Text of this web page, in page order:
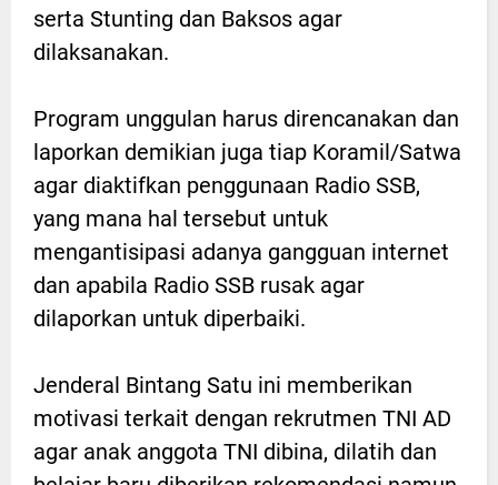
serta Stunting dan Baksos agar
dilaksanakan.
Program unggulan harus direncanakan dan
laporkan demikian juga tiap Koramil/Satwa
agar diaktifkan penggunaan Radio SSB,
yang mana hal tersebut untuk
mengantisipasi adanya gangguan internet
dan apabila Radio SSB rusak agar
dilaporkan untuk diperbaiki.
Jenderal Bintang Satu ini memberikan
motivasi terkait dengan rekrutmen TNI AD
agar anak anggota TNI dibina, dilatih dan